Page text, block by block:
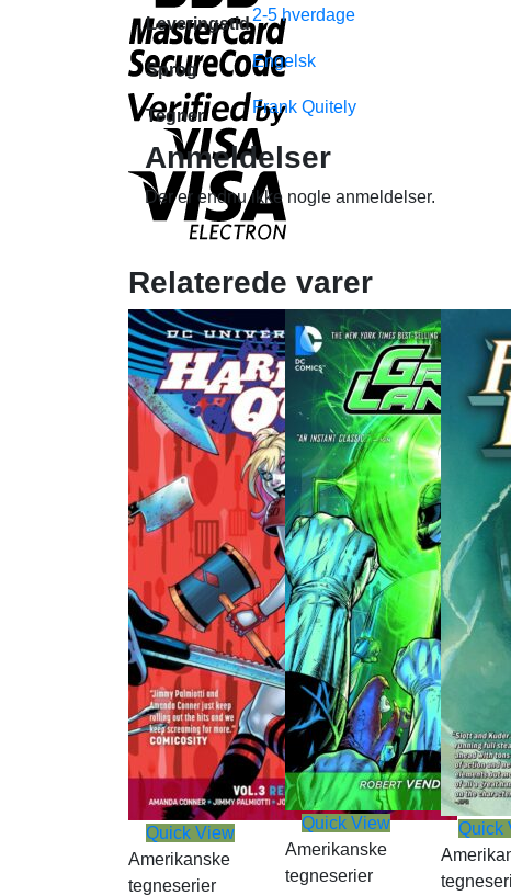
Leveringstid2-5 hverdage
Sprog Engelsk
Tegner Frank Quitely
Anmeldelser
Der er endnu ikke nogle anmeldelser.
Relaterede varer
Quick View
Amerikanske
tegneserier
Quick View
Amerikanske
tegneserier
Quick